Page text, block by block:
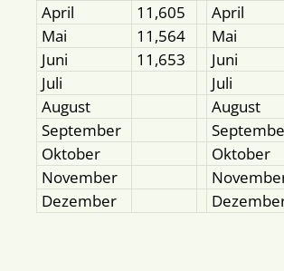
April
11,605 April
Mai
11,564 Mai
Juni
11,653 Juni
Juli
Juli
August
August
September
Oktober
Oktober
November
Dezember